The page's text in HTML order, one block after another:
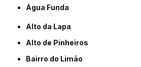
Água Funda
Alto da Lapa
Alto de Pinheiros
Bairro do Limão